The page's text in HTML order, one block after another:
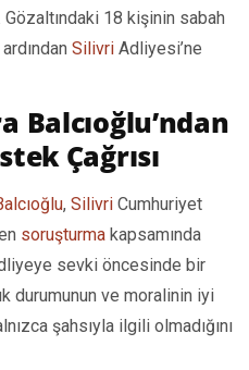
18 kişinin sabah
Silivri Adliyesi’ne
Balcıoğlu’ndan
Çağrısı
, Silivri Cumhuriyet
soruşturma kapsamında
sevki öncesinde bir
durumunun ve moralinin iyi
şahsıyla ilgili olmadığını